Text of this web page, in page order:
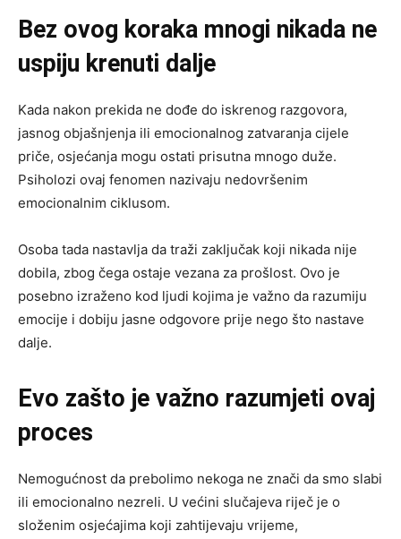
Bez ovog koraka mnogi nikada ne
uspiju krenuti dalje
Kada nakon prekida ne dođe do iskrenog razgovora,
jasnog objašnjenja ili emocionalnog zatvaranja cijele
priče, osjećanja mogu ostati prisutna mnogo duže.
Psiholozi ovaj fenomen nazivaju nedovršenim
emocionalnim ciklusom.
Osoba tada nastavlja da traži zaključak koji nikada nije
dobila, zbog čega ostaje vezana za prošlost. Ovo je
posebno izraženo kod ljudi kojima je važno da razumiju
emocije i dobiju jasne odgovore prije nego što nastave
dalje.
Evo zašto je važno razumjeti ovaj
proces
Nemogućnost da prebolimo nekoga ne znači da smo slabi
ili emocionalno nezreli. U većini slučajeva riječ je o
složenim osjećajima koji zahtijevaju vrijeme,